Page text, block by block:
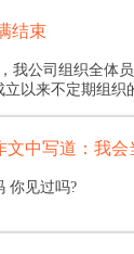
结束
我公司组织全体
以来不定期组织
文中写道：我
你见过吗?